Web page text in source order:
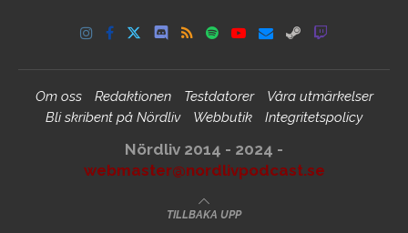
Om oss Redaktionen Testdatorer
Våra utmärkelser
Bli skribent på Nördliv
Webbutik Integritetspolicy
Nördliv 2014 - 2024 -
webmaster@nordlivpodcast.se
TILLBAKA UPP